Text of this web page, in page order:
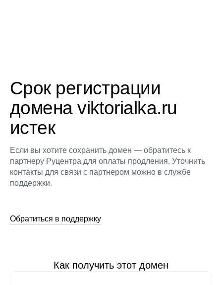
Срок регистрации
домена viktorialka.ru
истек
Если вы хотите сохранить домен — обратитесь к
партнеру Руцентра для оплаты продления. Уточнить
контакты для связи с партнером можно в службе
поддержки.
Обратиться в поддержку
Как получить этот домен